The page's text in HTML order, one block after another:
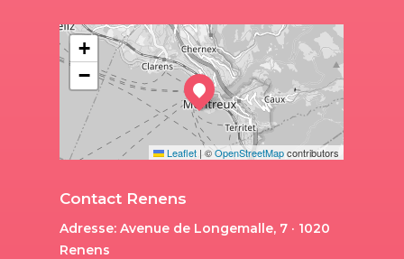
+
−
Leaflet | ©OpenStreetMapcontributors
Contact Renens
Adresse: Avenue de Longemalle, 7 · 1020
Renens